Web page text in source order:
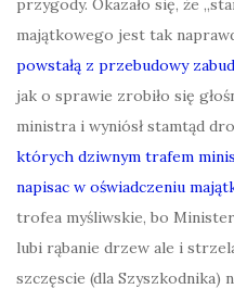
majątkowego jest tak
powstałą z przebudowy
jak o sprawie zrobiło się
ministra i wyniósł stamtąd
których dziwnym trafem
napisac w oświadczeniu
trofea myśliwskie, bo Minister
lubi rąbanie drzew ale i
szczęscie (dla Szyszkodnika)